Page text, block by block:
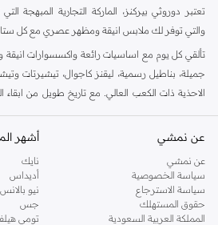
تعتبر دوروثي بيركنز، الماركة التجارية المبهجة التي
والتي توفر لك ملابس انيقة ومظهر عصري مع كل
تألقي كل يوم مع اساسيات رائعة واكسسوارات انيقة
جميلة، بناطيل رسمية، ليقنز كاجوال، تيشيرتات
الاحذية ذات الكعب العالي. مع تاريخ طويل من
كنت تقومين بتجديد خزانة ملابسك الملائمة للعمل،
اليه.
تسوقي دوروثي بيركنز اون لاين مسقط
تسوقي دوروثي بيركنز اون لاين من نمشي
عن نمشي
عن نمشي
سياسة الخصوصية
سياسة الاسترجاع
حقوق المستهلك
المملكة العربية السعودية
أشهر
نايك
أديداس
نيو بالانس
جس
تومي